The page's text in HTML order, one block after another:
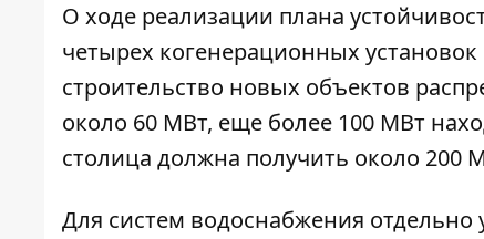
О ходе реализации плана
четырех когенерационных
строительство новых объектов
около 60 МВт, еще более 100 МВт
столица должна получить около
Для систем водоснабжения